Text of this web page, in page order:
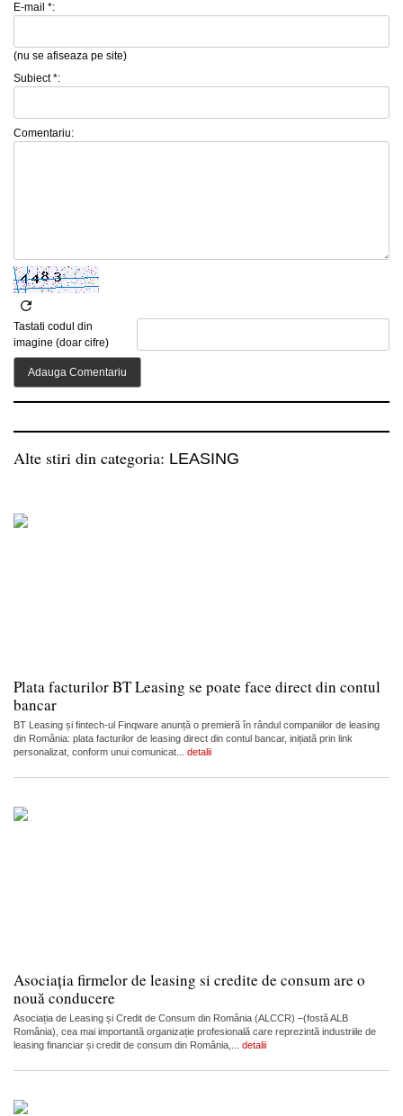
E-mail *:
(nu se afiseaza pe site)
Subiect *:
Comentariu:
Tastati codul din
imagine (doar cifre)
Alte stiri din categoria: LEASING
Plata facturilor BT Leasing se poate face direct din contul
bancar
BT Leasing și fintech-ul Finqware anunță o premieră în rândul companiilor de leasing
din România: plata facturilor de leasing direct din contul bancar, inițiată prin link
personalizat, conform unui comunicat... detalii
Asociația firmelor de leasing si credite de consum are o
nouă conducere
Asociația de Leasing și Credit de Consum din România (ALCCR) –(fostă ALB
România), cea mai importantă organizație profesională care reprezintă industriile de
leasing financiar și credit de consum din România,... detalii